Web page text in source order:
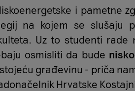
i pametne
na kojem se slušaju
Uz to studenti rade
osmisliti da bude
građevinu - priča
Hrvatske